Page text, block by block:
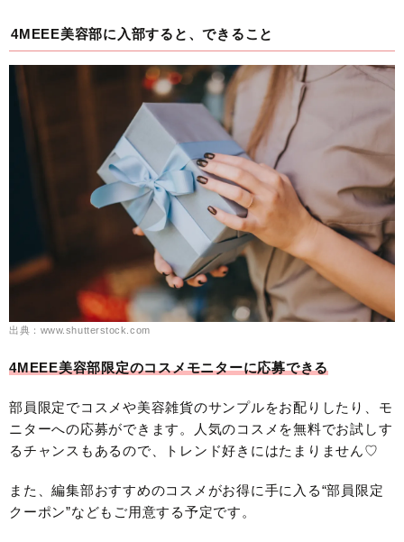
4MEEE美容部に入部すると、できること
出典：www.shutterstock.com
4MEEE美容部限定のコスメモニターに応募できる
部員限定でコスメや美容雑貨のサンプルをお配りしたり、モ
ニターへの応募ができます。人気のコスメを無料でお試しす
るチャンスもあるので、トレンド好きにはたまりません♡
また、編集部おすすめのコスメがお得に手に入る“部員限定
クーポン”などもご用意する予定です。